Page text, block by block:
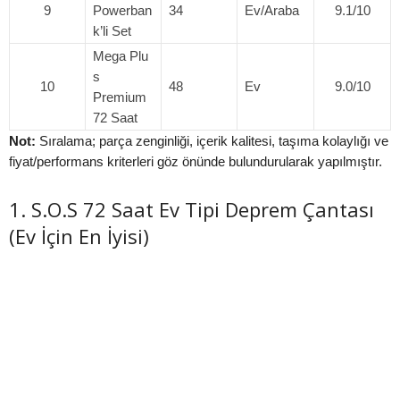
9
Powerban
k’li Set
34 Ev/Araba 9.1/10
10
Mega Plu
s
Premium
72 Saat
48 Ev 9.0/10
Not: Sıralama; parça zenginliği, içerik kalitesi, taşıma kolaylığı ve
fiyat/performans kriterleri göz önünde bulundurularak yapılmıştır.
1. S.O.S 72 Saat Ev Tipi Deprem Çantası
(Ev İçin En İyisi)